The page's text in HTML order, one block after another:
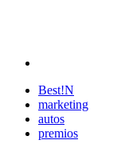
Best!N
marketing
autos
premios